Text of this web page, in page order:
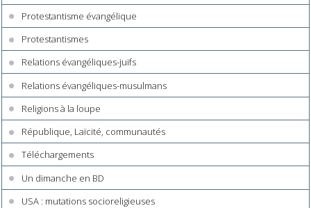
Protestantisme évangélique
Protestantismes
Relations évangéliques-juifs
Relations évangéliques-musulmans
Religions à la loupe
République, Laïcité, communautés
Téléchargements
Un dimanche en BD
USA : mutations socioreligieuses